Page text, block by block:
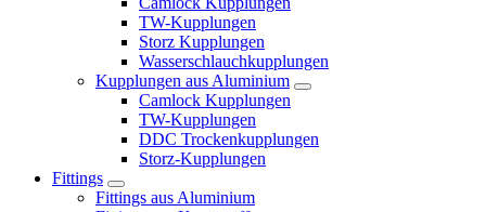
TW-Kupplungen
Storz Kupplungen
Wasserschlauchkupplungen
Kupplungen aus Aluminium
Camlock Kupplungen
TW-Kupplungen
DDC Trockenkupplungen
Storz-Kupplungen
Fittings
Fittings aus Aluminium